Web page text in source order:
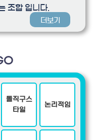
조합 입니다.
더보기
돌직구스
타일
논리적임